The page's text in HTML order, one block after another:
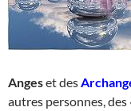
Angeset des
autres personnes, des